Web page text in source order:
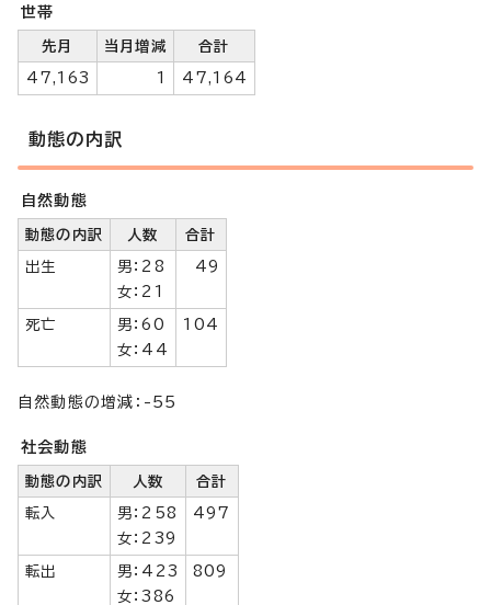
世帯
先月 当月増減 合計
47,163 1 47,164
動態の内訳
自然動態
動態の内訳 人数 合計
出生
男：28
女：21
49
死亡
男：60
女：44
104
自然動態の増減：-55
社会動態
動態の内訳 人数 合計
転入
男：258
女：239
497
転出
男：423
女：386
809